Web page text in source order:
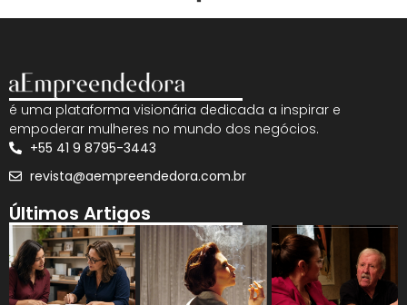
é uma plataforma visionária dedicada a inspirar e
empoderar mulheres no mundo dos negócios.
+55 41 9 8795-3443
revista@aempreendedora.com.br
Últimos Artigos